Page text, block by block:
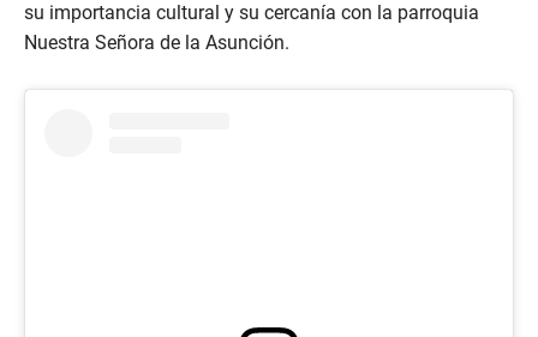
su importancia cultural y su cercanía con la parroquia
Nuestra Señora de la Asunción.